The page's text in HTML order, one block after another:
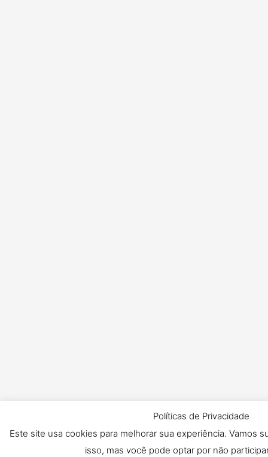
Políticas de Privacidade
Este site usa cookies para melhorar sua experiência. Vamos
isso, mas você pode optar por não